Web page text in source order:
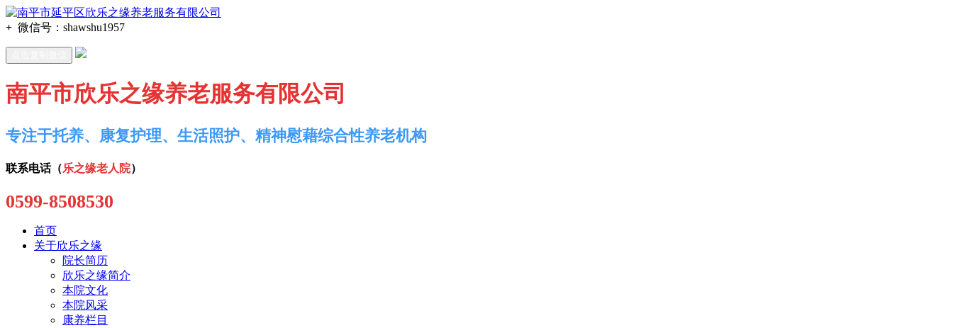
+ 微信号： shawshu1957
南平市欣乐之缘养老服务有限公司
专注于托养、康复护理、生活照护、精神慰藉综合性养老机构
联系电话（乐之缘老人院）
0599-8508530
首页
关于欣乐之缘
院长简历
欣乐之缘简介
本院文化
本院风采
康养栏目